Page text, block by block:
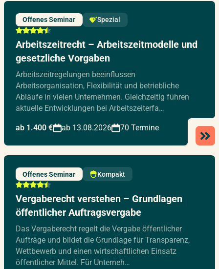
Offenes Seminar Spezial
Arbeitszeitrecht – Arbeitszeitmodelle und
gesetzliche Vorgaben
Arbeitszeitregelungen beeinflussen
Arbeitsorganisation, Flexibilität und betriebliche
Abläufe in vielen Unternehmen. Gleichzeitig führen
aktuelle Entwicklungen bei Arbeitszeiterfa…
ab 1.400 € ab 13.08.2026 70 Termine
Offenes Seminar Kompakt
Vergaberecht verstehen – Grundlagen
öffentlicher Auftragsvergabe
Das Vergaberecht regelt die Vergabe öffentlicher
Aufträge und bildet die Grundlage für Transparenz,
Wettbewerb und einen wirtschaftlichen Einsatz
öffentlicher Mittel. Für Unterneh…